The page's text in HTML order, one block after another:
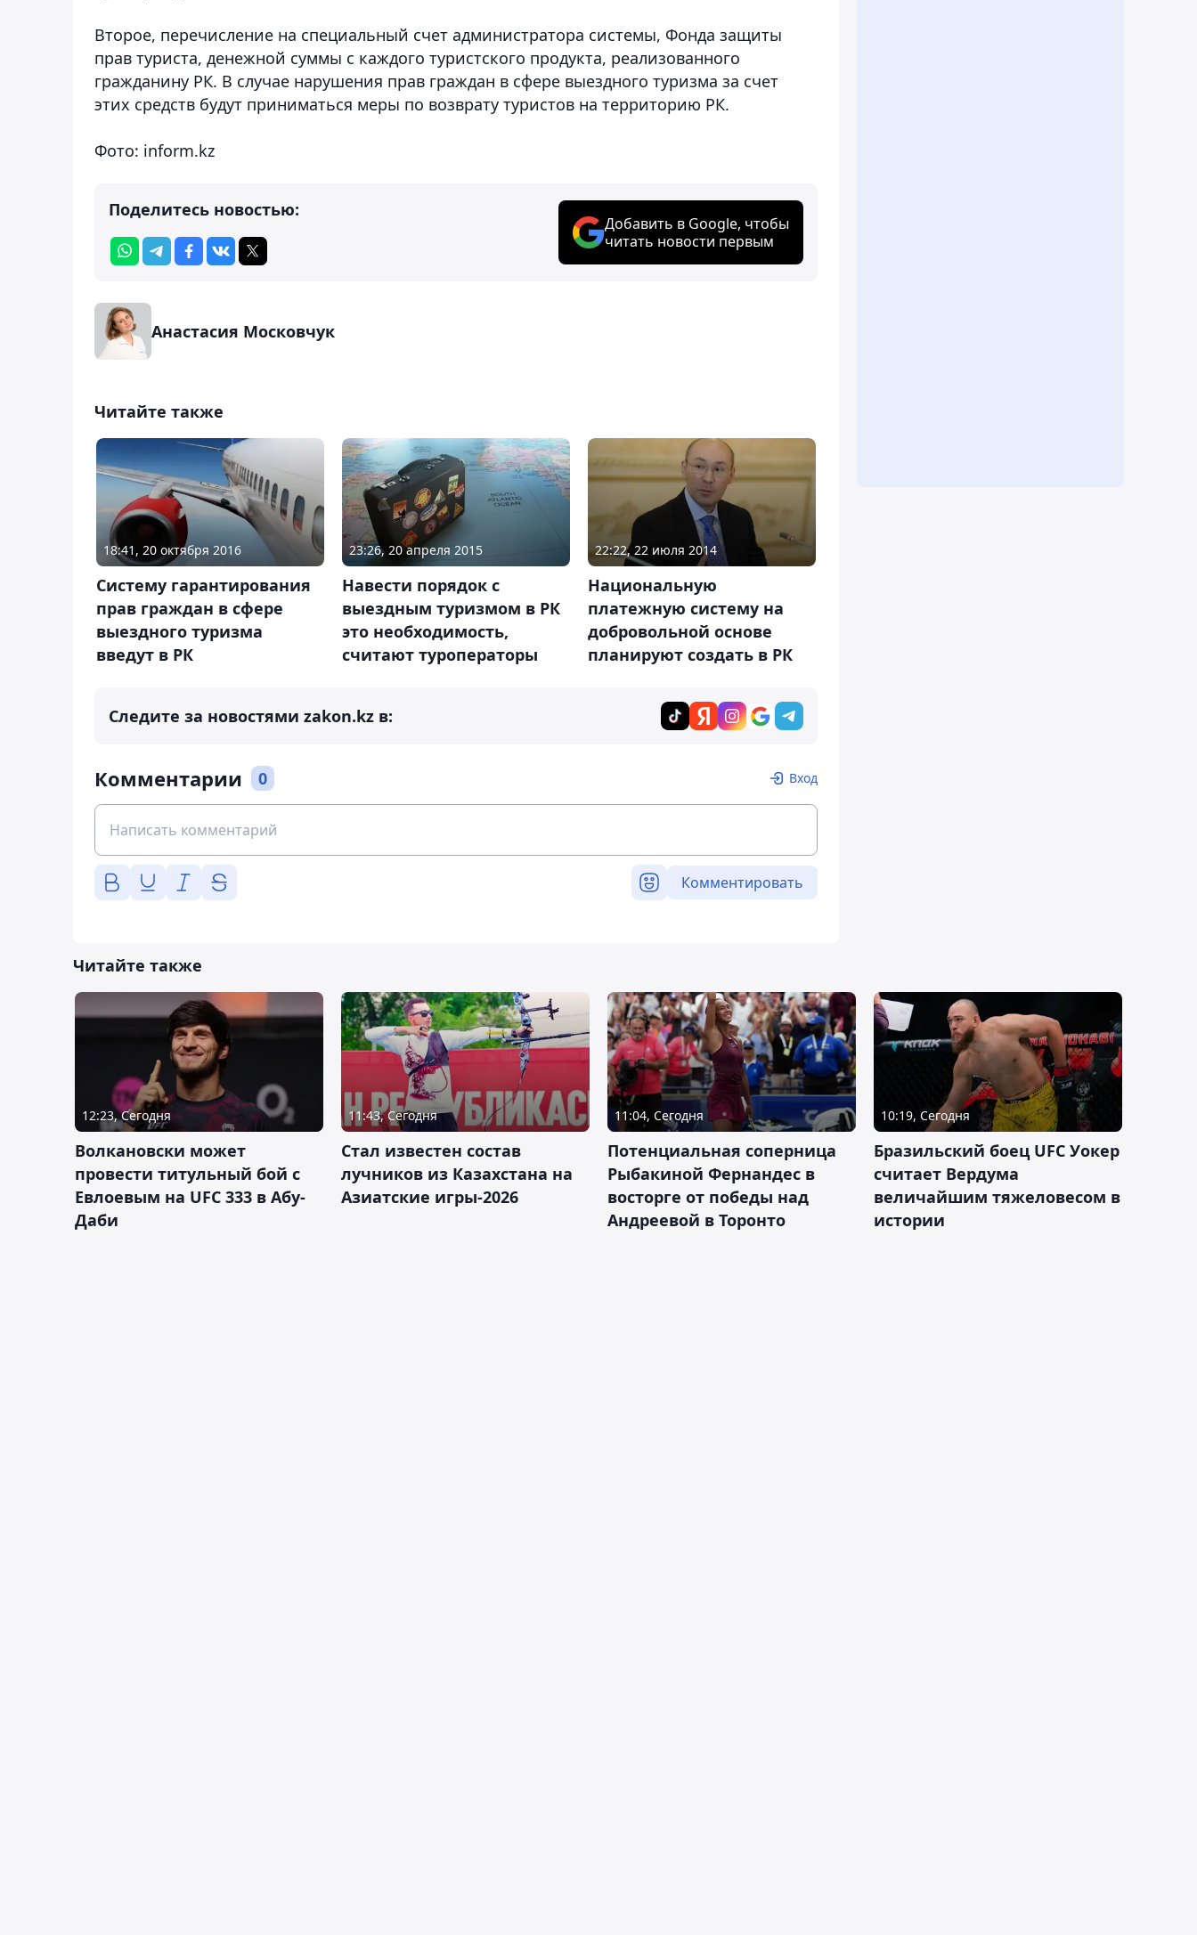
Второе, перечисление на специальный счет администратора системы, Фонда защиты
прав туриста, денежной суммы с каждого туристского продукта, реализованного
гражданину РК. В случае нарушения прав граждан в сфере выездного туризма за счет
этих средств будут приниматься меры по возврату туристов на территорию РК.
Фото: inform.kz
Поделитесь новостью:
Добавить в Google, чтобы
читать новости первым
Анастасия Московчук
Читайте также
18:41, 20 октября 2016
Систему гарантирования
прав граждан в сфере
выездного туризма
введут в РК
23:26, 20 апреля 2015
Навести порядок с
выездным туризмом в РК
это необходимость,
считают туроператоры
22:22, 22 июля 2014
Национальную
платежную систему на
добровольной основе
планируют создать в РК
Следите за новостями zakon.kz в:
Комментарии 0 Вход
Комментировать
Читайте также
12:23, Сегодня
Волкановски может
провести титульный бой с
Евлоевым на UFC 333 в Абу-
Даби
11:43, Сегодня
Стал известен состав
лучников из Казахстана на
Азиатские игры-2026
11:04, Сегодня
Потенциальная соперница
Рыбакиной Фернандес в
восторге от победы над
Андреевой в Торонто
10:19, Сегодня
Бразильский боец UFC Уокер
считает Вердума
величайшим тяжеловесом в
истории